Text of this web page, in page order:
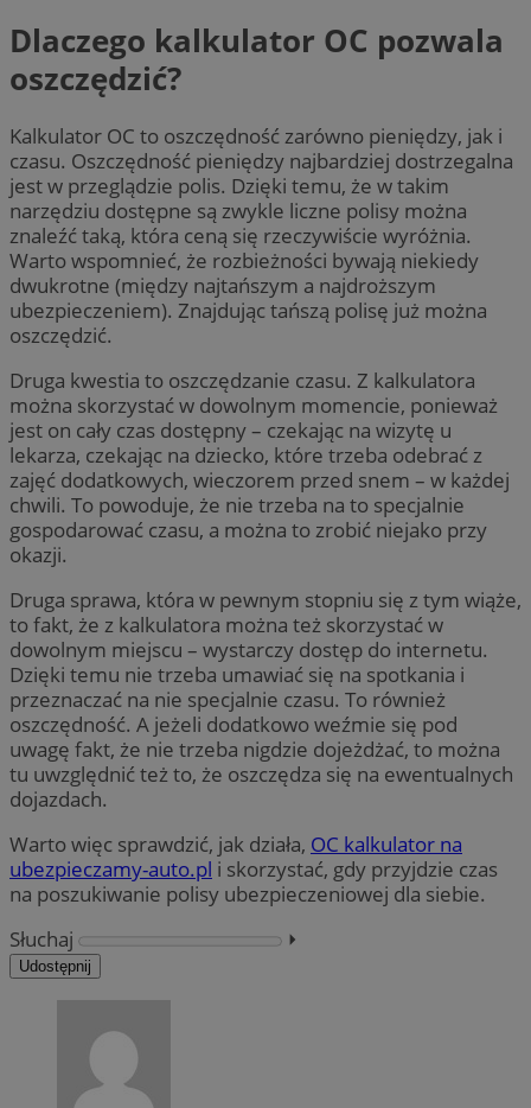
Dlaczego kalkulator OC pozwala
oszczędzić?
Kalkulator OC to oszczędność zarówno pieniędzy, jak i
czasu. Oszczędność pieniędzy najbardziej dostrzegalna
jest w przeglądzie polis. Dzięki temu, że w takim
narzędziu dostępne są zwykle liczne polisy można
znaleźć taką, która ceną się rzeczywiście wyróżnia.
Warto wspomnieć, że rozbieżności bywają niekiedy
dwukrotne (między najtańszym a najdroższym
ubezpieczeniem). Znajdując tańszą polisę już można
oszczędzić.
Druga kwestia to oszczędzanie czasu. Z kalkulatora
można skorzystać w dowolnym momencie, ponieważ
jest on cały czas dostępny – czekając na wizytę u
lekarza, czekając na dziecko, które trzeba odebrać z
zajęć dodatkowych, wieczorem przed snem – w każdej
chwili. To powoduje, że nie trzeba na to specjalnie
gospodarować czasu, a można to zrobić niejako przy
okazji.
Druga sprawa, która w pewnym stopniu się z tym wiąże,
to fakt, że z kalkulatora można też skorzystać w
dowolnym miejscu – wystarczy dostęp do internetu.
Dzięki temu nie trzeba umawiać się na spotkania i
przeznaczać na nie specjalnie czasu. To również
oszczędność. A jeżeli dodatkowo weźmie się pod
uwagę fakt, że nie trzeba nigdzie dojeżdżać, to można
tu uwzględnić też to, że oszczędza się na ewentualnych
dojazdach.
Warto więc sprawdzić, jak działa, OC kalkulator na
ubezpieczamy-auto.pl i skorzystać, gdy przyjdzie czas
na poszukiwanie polisy ubezpieczeniowej dla siebie.
Słuchaj
⏵︎
Udostępnij